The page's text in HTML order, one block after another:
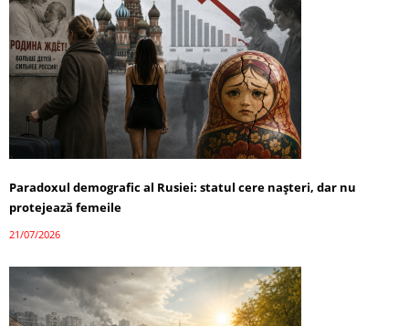
Paradoxul demografic al Rusiei: statul cere nașteri, dar nu
protejează femeile
21/07/2026